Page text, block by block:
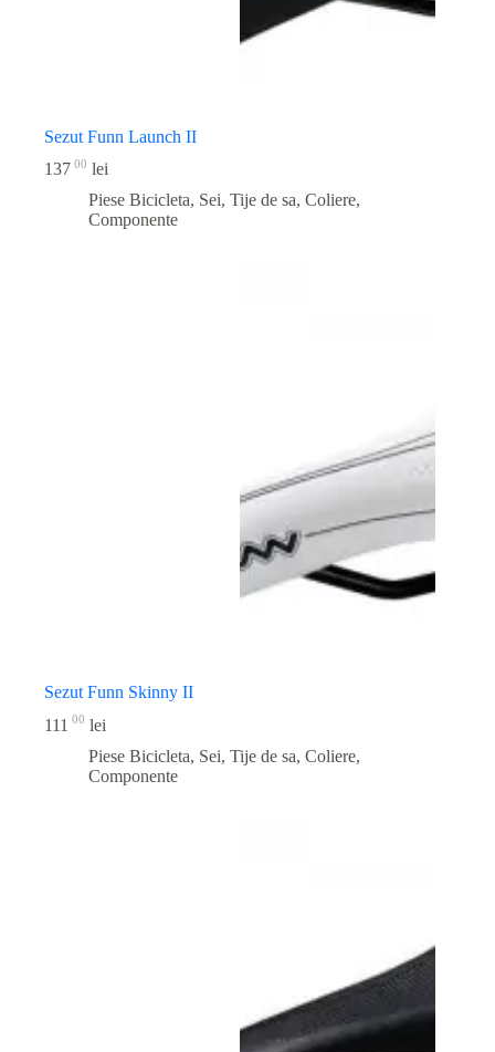
Sezut Funn Launch II
137 00 lei
Piese Bicicleta, Sei, Tije de sa, Coliere,
Componente
Sezut Funn Skinny II
111 00 lei
Piese Bicicleta, Sei, Tije de sa, Coliere,
Componente